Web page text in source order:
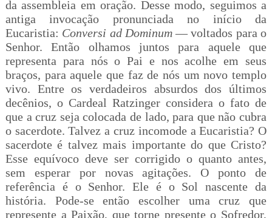
da assembleia em oração. Desse modo, seguimos a
antiga invocação pronunciada no início da
Eucaristia: Conversi ad Dominum— voltados para o
Senhor. Então olhamos juntos para aquele que
representa para nós o Pai e nos acolhe em seus
braços, para aquele que faz de nós um novo templo
vivo. Entre os verdadeiros absurdos dos últimos
decênios, o Cardeal Ratzinger considera o fato de
que a cruz seja colocada de lado, para que não cubra
o sacerdote. Talvez a cruz incomode a Eucaristia? O
sacerdote é talvez mais importante do que Cristo?
Esse equívoco deve ser corrigido o quanto antes,
sem esperar por novas agitações. O ponto de
referência é o Senhor. Ele é o Sol nascente da
história. Pode-se então escolher uma cruz que
represente a Paixão, que torne presente o Sofredor,